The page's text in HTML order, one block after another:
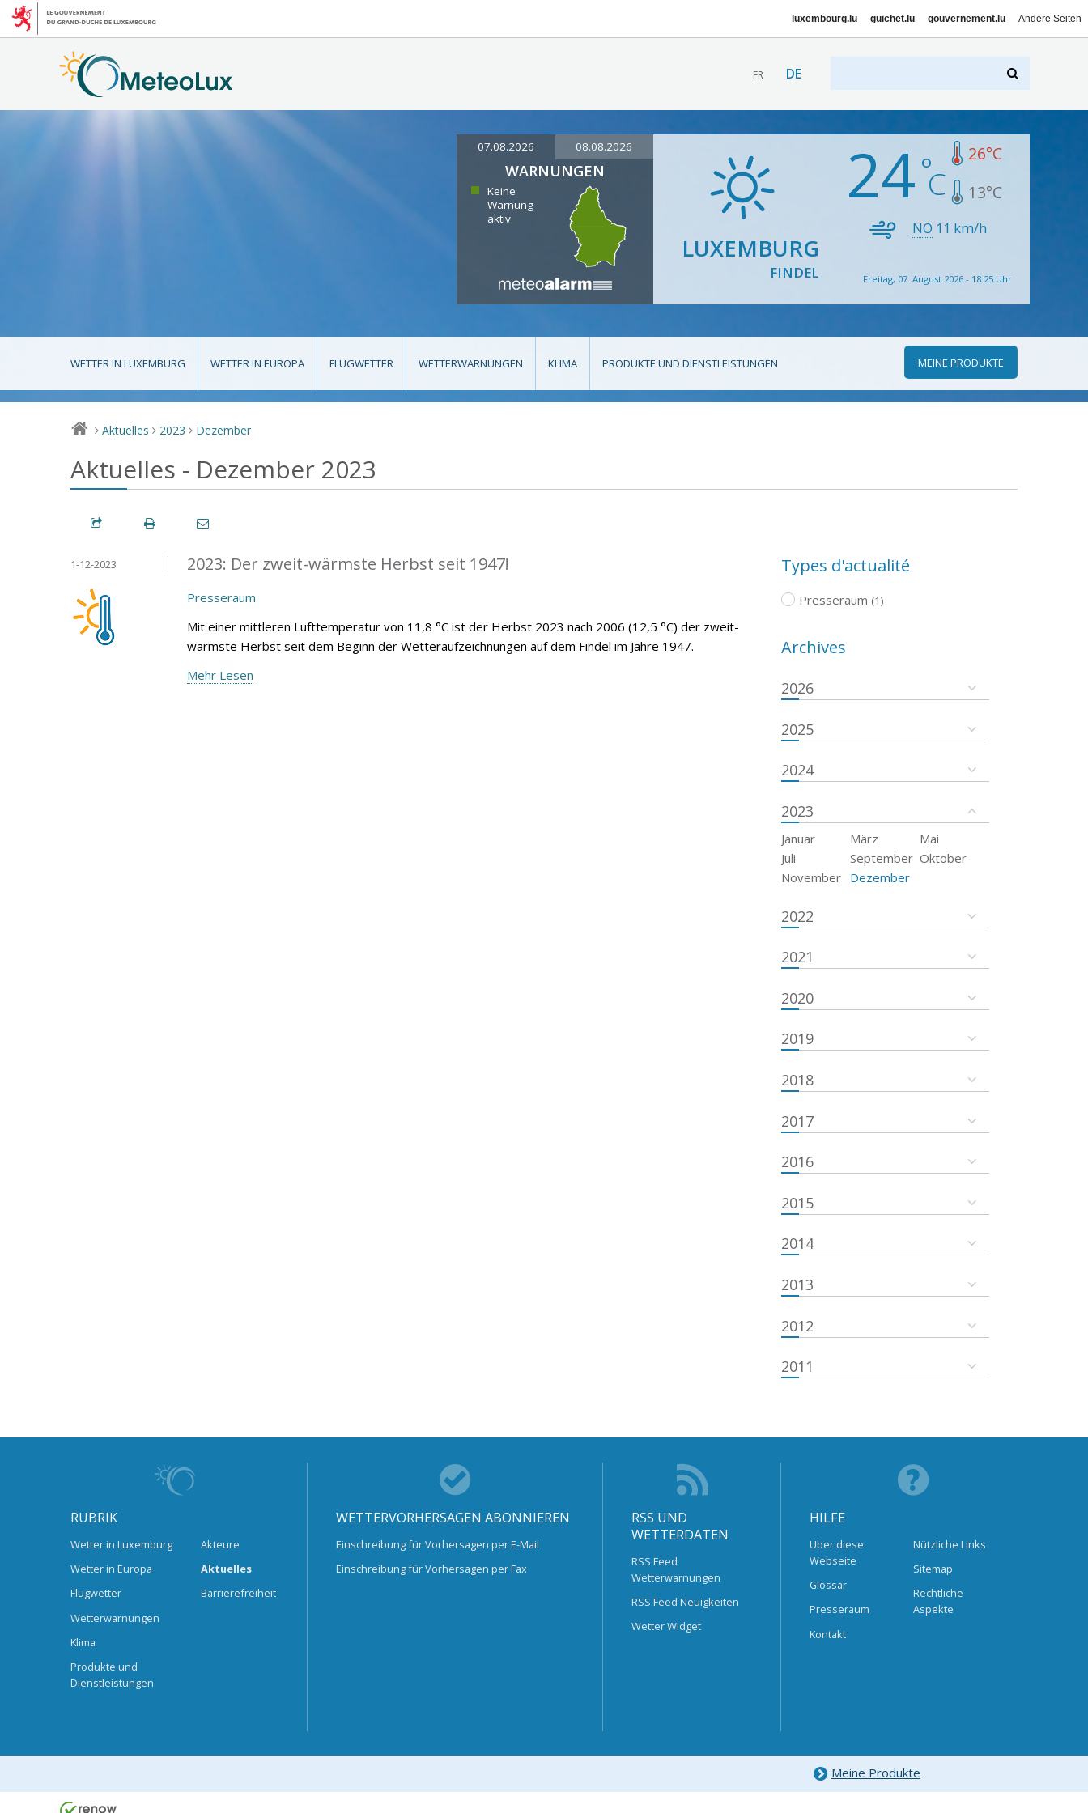
luxembourg.lu guichet.lu gouvernement.lu Andere Seiten
FR DE
07.08.2026 08.08.2026
WARNUNGEN
Keine
Warnung
aktiv
LUXEMBURG
FINDEL
24 26°C
13°C
NO 11 km/h
Freitag, 07. August 2026 - 18:25 Uhr
WETTER IN LUXEMBURG WETTER IN EUROPA FLUGWETTER WETTERWARNUNGEN KLIMA PRODUKTE UND DIENSTLEISTUNGEN MEINE PRODUKTE
> Aktuelles > 2023 > Dezember
Aktuelles - Dezember 2023
2023: Der zweit-wärmste Herbst seit 1947!
1-12-2023
Presseraum
Mit einer mittleren Lufttemperatur von 11,8 °C ist der Herbst 2023 nach 2006 (12,5 °C) der zweit-
wärmste Herbst seit dem Beginn der Wetteraufzeichnungen auf dem Findel im Jahre 1947.
Mehr Lesen
Types d'actualité
Presseraum (1)
Archives
2026
2025
2024
2023
Januar März
Mai
Juli
September Oktober
November
Dezember
2022
2021
2020
2019
2018
2017
2016
2015
2014
2013
2012
2011
RUBRIK
Wetter in Luxemburg
Wetter in Europa
Flugwetter
Wetterwarnungen
Klima
Produkte und
Dienstleistungen
Akteure
Aktuelles
Barrierefreiheit
WETTERVORHERSAGEN ABONNIEREN
Einschreibung für Vorhersagen per E-Mail
Einschreibung für Vorhersagen per Fax
RSS UND
WETTERDATEN
RSS Feed
Wetterwarnungen
RSS Feed Neuigkeiten
Wetter Widget
HILFE
Über diese
Webseite
Glossar
Presseraum
Kontakt
Nützliche Links
Sitemap
Rechtliche
Aspekte
Meine Produkte